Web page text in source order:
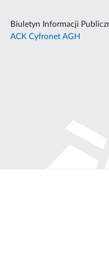
Biuletyn Informacji
ACK Cyfronet AGH